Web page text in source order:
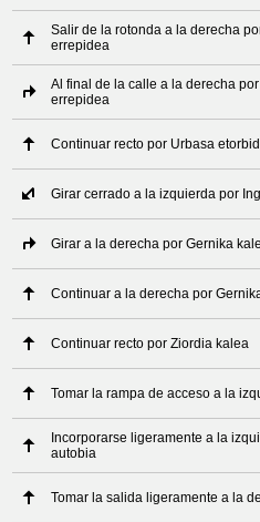
Salir de la rotonda a la derecha
errepidea
Al final de la calle a la derecha
errepidea
Continuar recto por Urbasa
Girar cerrado a la izquierda por
Girar a la derecha por Gernika
Continuar a la derecha por
Continuar recto por Ziordia kalea
Tomar la rampa de acceso a la
Incorporarse ligeramente a la
autobia
Tomar la salida ligeramente a la